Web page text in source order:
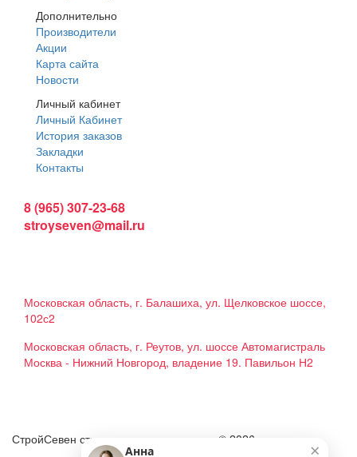
Дополнительно
Производители
Акции
Карта сайта
Новости
Личный кабинет
Личный Кабинет
История заказов
Закладки
Контакты
8 (965) 307-23-68
stroyseven@mail.ru
Московская область, г. Балашиха, ул. Щелковское шоссе,
102с2
Московская область, г. Реутов, ул. шоссе Автомагистраль
Москва - Нижний Новгород, владение 19. Павильон Н2
СтройСевен строительные материалы © 2026 ×
Анна